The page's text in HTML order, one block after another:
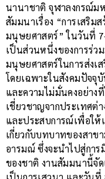
นานาชาติ จุฬาลงกรณ์มห
สัมมนาเรื่อง “การเสริม
มนุษยศาสตร์” ในวันที่
เป็นส่วนหนึ่งของการร่
มนุษยศาสตร์ในการส่งเ
โดยเฉพาะในสังคมปัจ
และความไม่มั่นคงอย่าง
เชี่ยวชาญจากประเทศต่
และประสบการณ์เพื่อให้
เกี่ยวกับบทบาทของสาข
อารมณ์ ซึ่งจะนำไปสู่กา
ของชาติ งานสัมมนานี้จั